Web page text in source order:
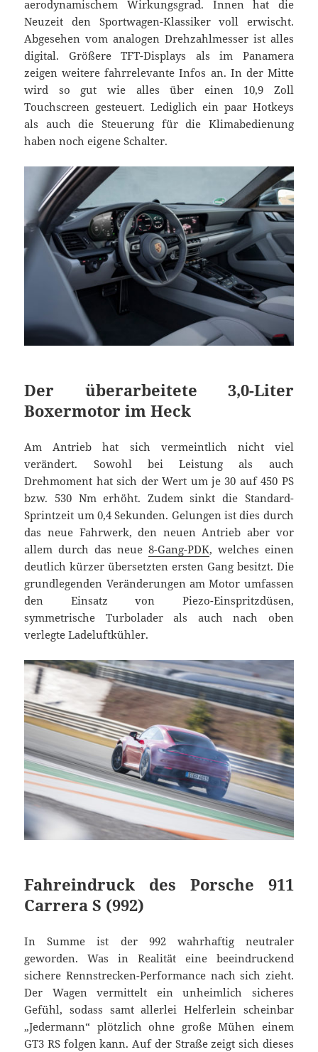
aerodynamischem Wirkungsgrad. Innen hat die
Neuzeit den Sportwagen-Klassiker voll erwischt.
Abgesehen vom analogen Drehzahlmesser ist alles
digital. Größere TFT-Displays als im Panamera
zeigen weitere fahrrelevante Infos an. In der Mitte
wird so gut wie alles über einen 10,9 Zoll
Touchscreen gesteuert. Lediglich ein paar Hotkeys
als auch die Steuerung für die Klimabedienung
haben noch eigene Schalter.
Der überarbeitete 3,0-Liter
Boxermotor im Heck
Am Antrieb hat sich vermeintlich nicht viel
verändert. Sowohl bei Leistung als auch
Drehmoment hat sich der Wert um je 30 auf 450 PS
bzw. 530 Nm erhöht. Zudem sinkt die Standard-
Sprintzeit um 0,4 Sekunden. Gelungen ist dies durch
das neue Fahrwerk, den neuen Antrieb aber vor
allem durch das neue 8-Gang-PDK, welches einen
deutlich kürzer übersetzten ersten Gang besitzt. Die
grundlegenden Veränderungen am Motor umfassen
den Einsatz von Piezo-Einspritzdüsen,
symmetrische Turbolader als auch nach oben
verlegte Ladeluftkühler.
Fahreindruck des Porsche 911
Carrera S (992)
In Summe ist der 992 wahrhaftig neutraler
geworden. Was in Realität eine beeindruckend
sichere Rennstrecken-Performance nach sich zieht.
Der Wagen vermittelt ein unheimlich sicheres
Gefühl, sodass samt allerlei Helferlein scheinbar
„Jedermann“ plötzlich ohne große Mühen einem
GT3 RS folgen kann. Auf der Straße zeigt sich dieses